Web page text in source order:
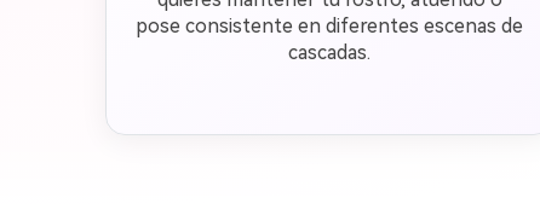
pose consistente en diferentes escenas de
cascadas.